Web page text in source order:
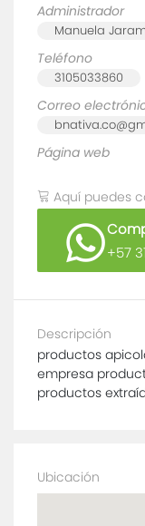
Administrador
Manuela
Teléfono
3105033860
Correo
Página web
Aquí puedes
+57
Descripción
productos
empresa
productos
Ubicación